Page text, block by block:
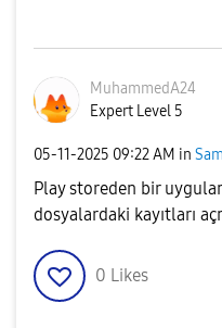
MuhammedA24
Expert Level 5
‎05-11-2025 09:22 AM in
Play storeden bir
dosyalardaki kayıtları
0 Likes